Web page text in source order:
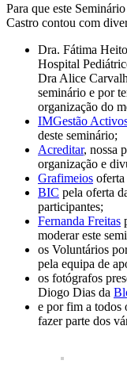
Para que este
Castro contou com
Dra. Fátima
Hospital
Dra Alice
seminário e por
organização do
IMGestão
deste seminário;
Acreditar, nossa
organização e
Grafimeios oferta
BIC pela oferta
participantes;
Fernanda Freitas
moderar este
os Voluntários
pela equipa de
os fotógrafos
Diogo Dias da
e por fim a todos
fazer parte dos